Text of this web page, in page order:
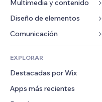
Anuncios del sitio
Email
Botones de venta
Contabilidad
Cupones y fidelización
Almacenamiento de mercancía
Hoteles
Eventos
Restaurantes
Inmobiliarias
Reservas
Multimedia y contenido
Galerías
Música
Pódcast
Fotografía
Video
PDF
Diseño de elementos
Mapas y navegación
Privacidad y seguridad
Reloj
Plantillas para páginas
Efectos de imágenes
Formularios
Encuestas
Chat
EXPLORAR
Destacadas por Wix
Apps más recientes